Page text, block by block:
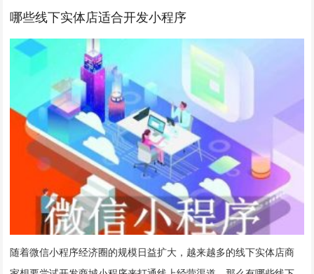
哪些线下实体店适合开发小程序
随着微信小程序经济圈的规模日益扩大，越来越多的线下实体店商